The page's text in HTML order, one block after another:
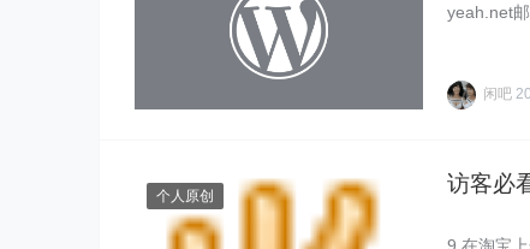
yeah.net
闲吧
个人原创 访客必